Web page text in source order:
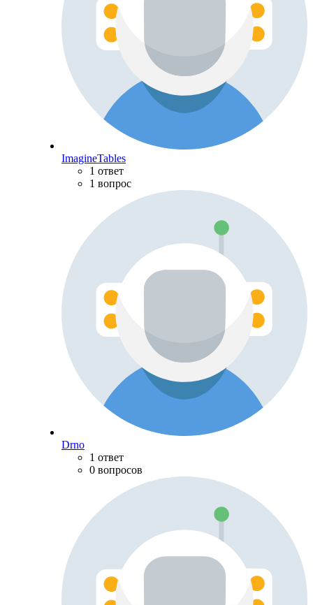
ImagineTables
1 ответ
1 вопрос
Drno
1 ответ
0 вопросов